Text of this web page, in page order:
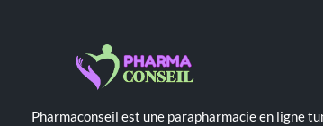
Pharmaconseil est une parapharmacie en ligne